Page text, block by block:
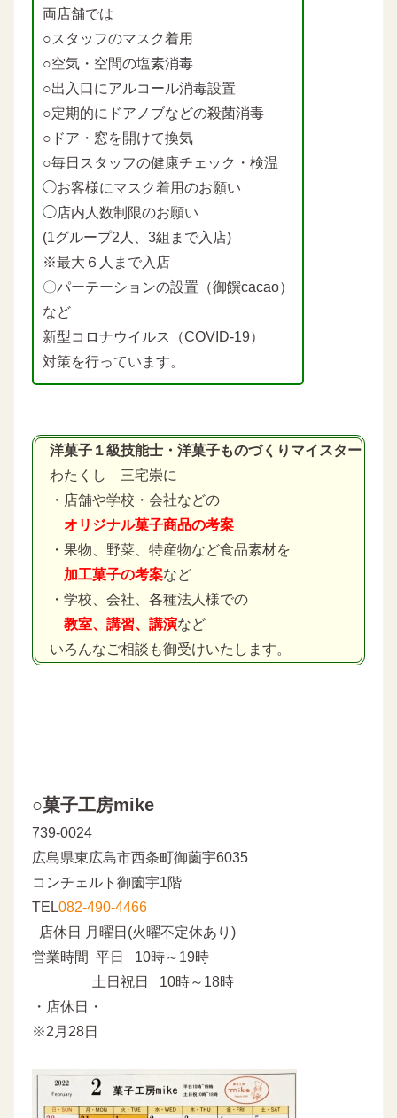
両店舗では
○スタッフのマスク着用
○空気・空間の塩素消毒
○出入口にアルコール消毒設置
○定期的にドアノブなどの殺菌消毒
○ドア・窓を開けて換気
○毎日スタッフの健康チェック・検温
◯お客様にマスク着用のお願い
◯店内人数制限のお願い
(1グループ2人、3組まで入店)
※最大６人まで入店
〇パーテーションの設置（御饌cacao）
など
新型コロナウイルス（COVID-19）
対策を行っています。
洋菓子１級技能士・洋菓子ものづくりマイスター
わたくし 三宅崇に
・店舗や学校・会社などの
オリジナル菓子商品の考案
・果物、野菜、特産物など食品素材を
加工菓子の考案など
・学校、会社、各種法人様での
教室、講習、講演など
いろんなご相談も御受けいたします。
○菓子工房mike
739-0024
広島県東広島市西条町御薗宇6035
コンチェルト御薗宇1階
TEL082-490-4466
店休日 月曜日(火曜不定休あり)
営業時間 平日 10時～19時
土日祝日 10時～18時
・店休日・
※2月28日